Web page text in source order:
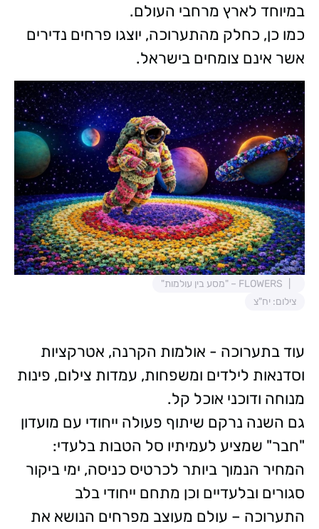
במיוחד לארץ מרחבי העולם.
כמו כן, כחלק מהתערוכה, יוצגו פרחים נדירים
אשר אינם צומחים בישראל.
FLOWERS – "מסע בין עולמות"
צילום: יח"צ
עוד בתערוכה - אולמות הקרנה, אטרקציות
וסדנאות לילדים ומשפחות, עמדות צילום, פינות
מנוחה ודוכני אוכל קל.
גם השנה נרקם שיתוף פעולה ייחודי עם מועדון
"חבר" שמציע לעמיתיו סל הטבות בלעדי:
המחיר הנמוך ביותר לכרטיס כניסה, ימי ביקור
סגורים ובלעדיים וכן מתחם ייחודי בלב
התערוכה – עולם מעוצב מפרחים הנושא את